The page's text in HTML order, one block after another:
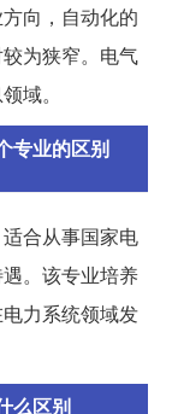
向，自动化的
为狭窄。电气
域。
专业的区别
合从事国家电
。该专业培养
力系统领域发
么区别